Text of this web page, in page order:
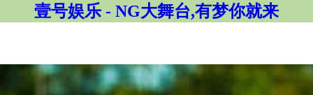
壹号娱乐 - NG大舞台,有梦你就来